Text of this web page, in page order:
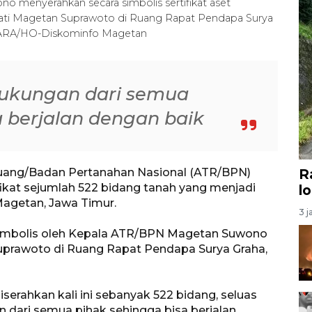
menyerahkan secara simbolis sertifikat aset
Magetan Suprawoto di Ruang Rapat Pendapa Surya
HO-Diskominfo Magetan
dari semua
berjalan dengan baik
Badan Pertanahan Nasional (ATR/BPN)
sejumlah 522 bidang tanah yang menjadi
Jawa Timur.
oleh Kepala ATR/BPN Magetan Suwono
di Ruang Rapat Pendapa Surya Graha,
kali ini sebanyak 522 bidang, seluas
3